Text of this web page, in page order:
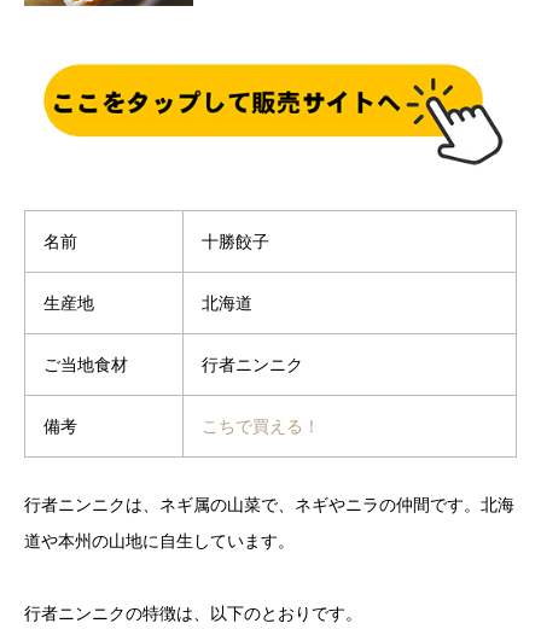
名前 十勝餃子
生産地 北海道
ご当地食材 行者ニンニク
備考 こちで買える！
行者ニンニクは、ネギ属の山菜で、ネギやニラの仲間です。北海
道や本州の山地に自生しています。
行者ニンニクの特徴は、以下のとおりです。